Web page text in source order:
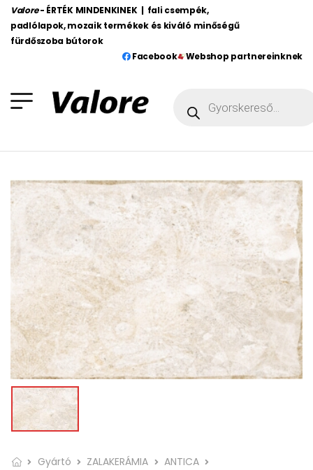
Valore - ÉRTÉK MINDENKINEK | fali csempék,
padlólapok, mozaik termékek és kiváló minőségű
fürdőszoba bútorok
Facebook
Webshop partnereinknek
Gyártó ZALAKERÁMIA
ANTICA